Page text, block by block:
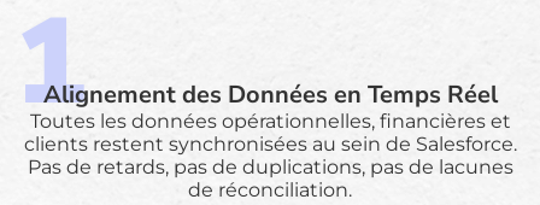
Alignement des Données en Temps Réel
Toutes les données opérationnelles, financières et
clients restent synchronisées au sein de Salesforce.
Pas de retards, pas de duplications, pas de lacunes
de réconciliation.